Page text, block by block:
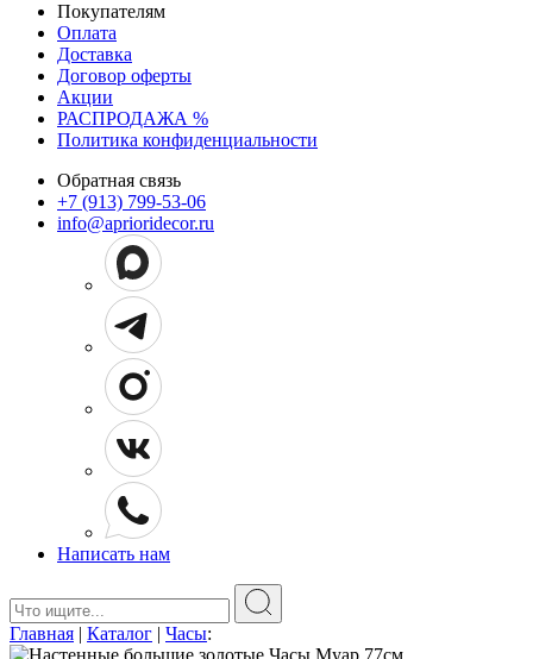
Покупателям
Оплата
Доставка
Договор оферты
Акции
РАСПРОДАЖА %
Политика конфиденциальности
Обратная связь
+7 (913) 799-53-06
info@aprioridecor.ru
Написать нам
Главная | Каталог | Часы: